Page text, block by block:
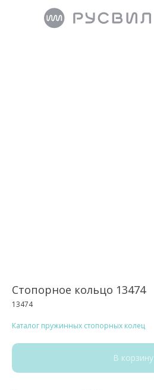
Стопорное кольцо 13474
13474
Каталог пружинных стопорных колец
В корзину